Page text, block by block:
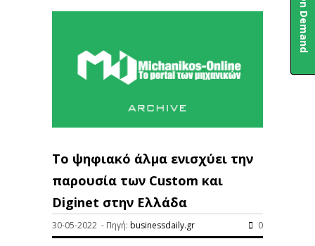
Το ψηφιακό άλμα ενισχύει την
παρουσία των Custom και
Diginet στην Ελλάδα
30-05-2022 - Πηγή: businessdaily.gr 0